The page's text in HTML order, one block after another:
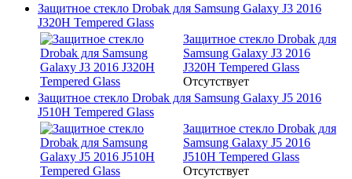
Защитное стекло Drobak для Samsung Galaxy J3 2016
J320H Tempered Glass
Защитное стекло Drobak для
Samsung Galaxy J3 2016
J320H Tempered Glass
Отсутствует
Защитное стекло Drobak для Samsung Galaxy J5 2016
J510H Tempered Glass
Защитное стекло Drobak для
Samsung Galaxy J5 2016
J510H Tempered Glass
Отсутствует